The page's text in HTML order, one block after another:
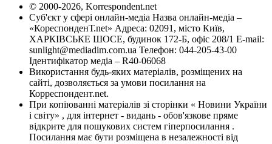
© 2000-2026, Korrespondent.net
Суб'єкт у сфері онлайн-медіа Назва онлайн-медіа –
«КореспонденТ.net» Адреса: 02091, місто Київ,
ХАРКІВСЬКЕ ШОСЕ, будинок 172-Б, офіс 208/1 E-mail:
sunlight@mediadim.com.ua Телефон: 044-205-43-00
Ідентифікатор медіа – R40-06068
Використання будь-яких матеріалів, розміщених на
сайті, дозволяється за умови посилання на
Корреспондент.net.
При копіюванні матеріалів зі сторінки « Новини України
і світу» , для інтернет - видань - обов'язкове пряме
відкрите для пошукових систем гіперпосилання .
Посилання має бути розміщена в незалежності від